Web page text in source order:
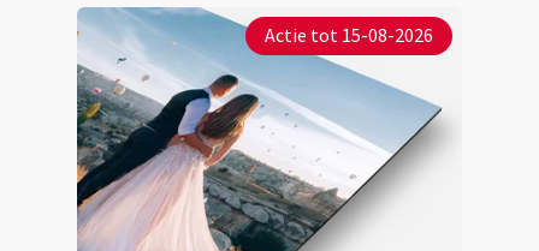
Actie tot 15-08-2026